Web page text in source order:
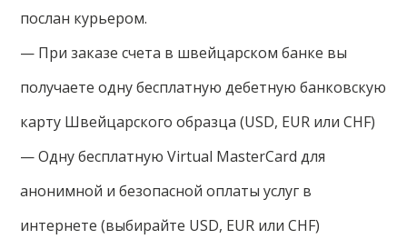
послан курьером.
— При заказе счета в швейцарском банке вы
получаете одну бесплатную дебетную банковскую
карту Швейцарского образца (USD, EUR или CHF)
— Одну бесплатную Virtual MasterCard для
анонимной и безопасной оплаты услуг в
интернете (выбирайте USD, EUR или CHF)